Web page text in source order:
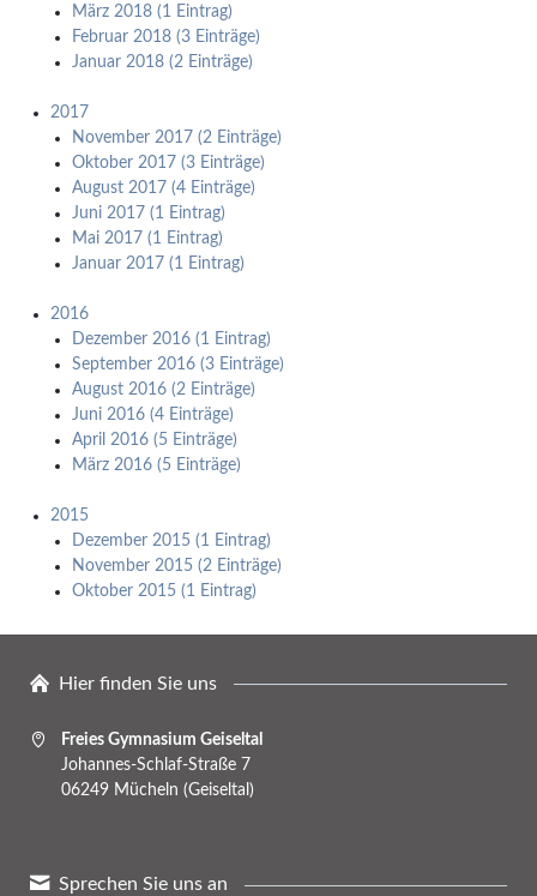
März 2018 (1 Eintrag)
Februar 2018 (3 Einträge)
Januar 2018 (2 Einträge)
2017
November 2017 (2 Einträge)
Oktober 2017 (3 Einträge)
August 2017 (4 Einträge)
Juni 2017 (1 Eintrag)
Mai 2017 (1 Eintrag)
Januar 2017 (1 Eintrag)
2016
Dezember 2016 (1 Eintrag)
September 2016 (3 Einträge)
August 2016 (2 Einträge)
Juni 2016 (4 Einträge)
April 2016 (5 Einträge)
März 2016 (5 Einträge)
2015
Dezember 2015 (1 Eintrag)
November 2015 (2 Einträge)
Oktober 2015 (1 Eintrag)
Hier finden Sie uns
Freies Gymnasium Geiseltal
Johannes-Schlaf-Straße 7
06249 Mücheln (Geiseltal)
Sprechen Sie uns an